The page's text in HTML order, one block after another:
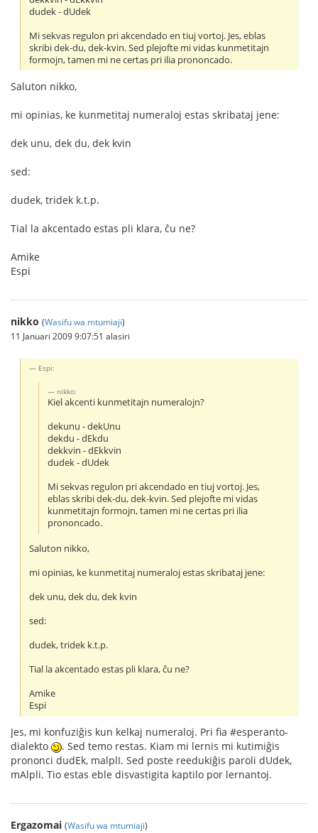
dudek - dUdek
Mi sekvas regulon pri akcendado en tiuj vortoj. Jes, eblas
skribi dek-du, dek-kvin. Sed plejofte mi vidas kunmetitajn
formojn, tamen mi ne certas pri ilia prononcado.
Saluton nikko,
mi opinias, ke kunmetitaj numeraloj estas skribataj jene:
dek unu, dek du, dek kvin
sed:
dudek, tridek k.t.p.
Tial la akcentado estas pli klara, ĉu ne?
Amike
Espi
nikko (Wasifu wa mtumiaji)
11 Januari 2009 9:07:51 alasiri
Espi:
nikko:
Kiel akcenti kunmetitajn numeralojn?
dekunu - dekUnu
dekdu - dEkdu
dekkvin - dEkkvin
dudek - dUdek
Mi sekvas regulon pri akcendado en tiuj vortoj. Jes,
eblas skribi dek-du, dek-kvin. Sed plejofte mi vidas
kunmetitajn formojn, tamen mi ne certas pri ilia
prononcado.
Saluton nikko,
mi opinias, ke kunmetitaj numeraloj estas skribataj jene:
dek unu, dek du, dek kvin
sed:
dudek, tridek k.t.p.
Tial la akcentado estas pli klara, ĉu ne?
Amike
Espi
Jes, mi konfuziĝis kun kelkaj numeraloj. Pri fia #esperanto-
dialekto
. Sed temo restas. Kiam mi lernis mi kutimiĝis
prononci dudEk, malplI. Sed poste reedukiĝis paroli dUdek,
mAlpli. Tio estas eble disvastigita kaptilo por lernantoj.
Ergazomai (Wasifu wa mtumiaji)